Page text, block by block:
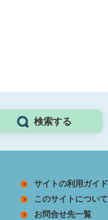
検索する
サイトの利用ガイド
このサイトについて
お問合せ先一覧